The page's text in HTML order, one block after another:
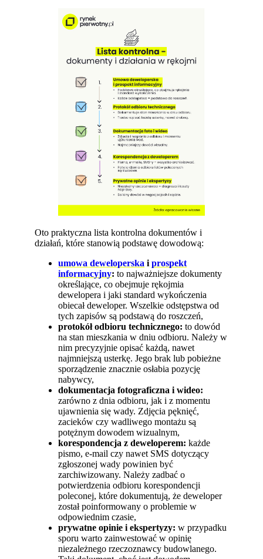
Oto praktyczna lista kontrolna dokumentów i
działań, które stanowią podstawę dowodową:
umowa deweloperska iprospekt
informacyjny: to najważniejsze dokumenty
określające, co obejmuje rękojmia
dewelopera i jaki standard wykończenia
obiecał deweloper. Wszelkie odstępstwa od
tych zapisów są podstawą do roszczeń,
protokół odbioru technicznego: to dowód
na stan mieszkania w dniu odbioru. Należy w
nim precyzyjnie opisać każdą, nawet
najmniejszą usterkę. Jego brak lub pobieżne
sporządzenie znacznie osłabia pozycję
nabywcy,
dokumentacja fotograficzna i wideo:
zarówno z dnia odbioru, jak i z momentu
ujawnienia się wady. Zdjęcia pęknięć,
zacieków czy wadliwego montażu są
potężnym dowodem wizualnym,
korespondencja z deweloperem: każde
pismo, e-mail czy nawet SMS dotyczący
zgłoszonej wady powinien być
zarchiwizowany. Należy zadbać o
potwierdzenia odbioru korespondencji
poleconej, które dokumentują, że deweloper
został poinformowany o problemie w
odpowiednim czasie,
prywatne opinie i ekspertyzy: w przypadku
sporu warto zainwestować w opinię
niezależnego rzeczoznawcy budowlanego.